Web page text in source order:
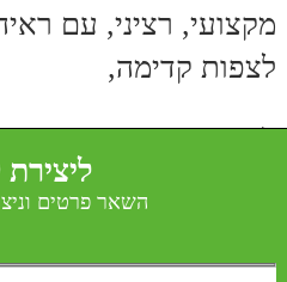
מקצועי, רציני, עם
לצפות קדימה,
להציע רעיונות
"יותר קשה לשפץ
השאר פרטים